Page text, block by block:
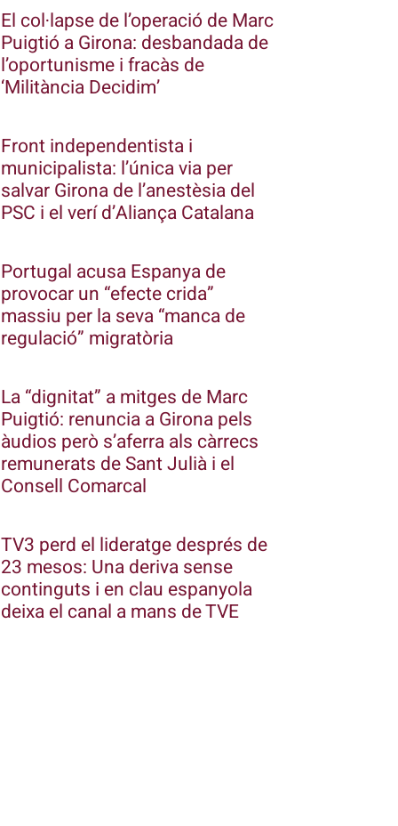
El col·lapse de l’operació de Marc
Puigtió a Girona: desbandada de
l’oportunisme i fracàs de
‘Militància Decidim’
Front independentista i
municipalista: l’única via per
salvar Girona de l’anestèsia del
PSC i el verí d’Aliança Catalana
Portugal acusa Espanya de
provocar un “efecte crida”
massiu per la seva “manca de
regulació” migratòria
La “dignitat” a mitges de Marc
Puigtió: renuncia a Girona pels
àudios però s’aferra als càrrecs
remunerats de Sant Julià i el
Consell Comarcal
TV3 perd el lideratge després de
23 mesos: Una deriva sense
continguts i en clau espanyola
deixa el canal a mans de TVE